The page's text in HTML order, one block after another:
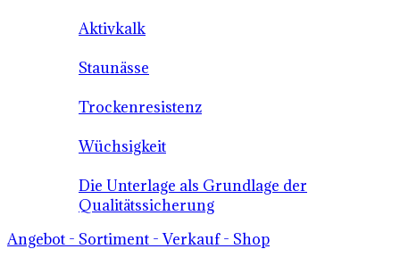
Aktivkalk
Staunässe
Trockenresistenz
Wüchsigkeit
Die Unterlage als Grundlage der
Qualitätssicherung
Angebot - Sortiment - Verkauf - Shop